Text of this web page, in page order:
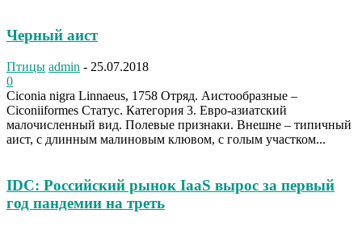
Черный аист
Птицы admin - 25.07.2018
0
Ciconia nigra Linnaeus, 1758 Отряд. Аистообразные –
Ciconiiformes Статус. Категория 3. Евро-азиатский
малочисленный вид. Полевые признаки. Внешне – типичный
аист, с длинным малиновым клювом, с голым участком...
IDC: Российский рынок IaaS вырос за первый
год пандемии на треть